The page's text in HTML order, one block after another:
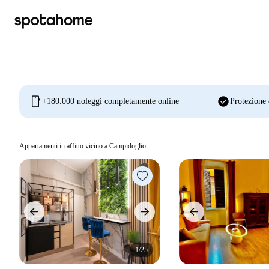
mobile +180.000 noleggi completamente online check_circle
Appartamenti in affitto vicino a Campidoglio
1/25